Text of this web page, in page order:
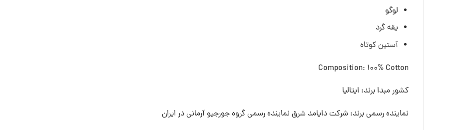
لوگو
یقه گرد
آستین کوتاه
Composition: 100% Cotton
کشور مبدا برند: ایتالیا
نماینده رسمی برند: شرکت دایامد شرق نماینده رسمی گروه جورجیو آرمانی در ایران